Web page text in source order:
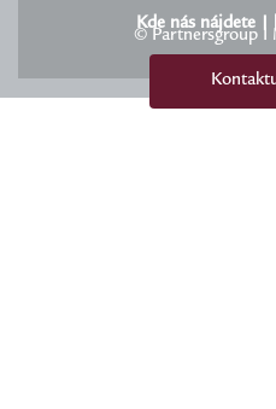
Kde nás nájdete
© Partnersgroup I